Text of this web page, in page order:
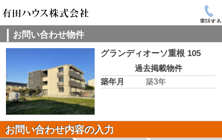
電話する
お問い合わせ物件
グランディオーソ重根 105
過去掲載物件
築年月
築3年
お問い合わせ内容の入力